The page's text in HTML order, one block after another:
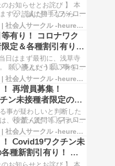
断し、やむなく中止とさ
会！ 社会人サークル
のお知らせとお詫び 】 本
すが、誠に勝手ながら中
す。 今回は、女性はほぼ
性のお申込みが少なめ
キャンセルが２名様ほど
に男女比を一定以内に収
断し、やむなく中止とさ
ブログ | 社会人サークル -heureux- ルルー
有り！ コロナワク
定＆各種割引有り！
隈散策♪ 社会人サーク
告知
日はまず最初に、浅草寺
願い事という願い事を、
祈願して頂きます。 願い
ん叶うと思います。 そう
さい。 次に仲見世散策を
ます。 お友達作りも、散
ると思います。 なかな…
ブログ | 社会人サークル -heureux- ルルー
再増員募集！
ン未接種者限定の各
六本木のイタリア
バーでランチ会！ 社
イベントの告知
事が疑わしいと判断した
、検査・質問等 を行いま
要 】 本イベントは、
未接種者限定の食事会で
お店を見つけました。 店
・アクセスなど悪くない
い食事会になると思い…
ブログ | 社会人サークル -heureux- ルルー
Ⅽovid19ワクチン未
種新割引有り！ 東
ン レストラン バーで
のお知らせとお詫び 】 本